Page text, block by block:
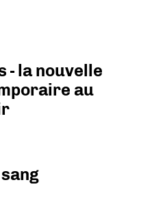
- la nouvelle
au